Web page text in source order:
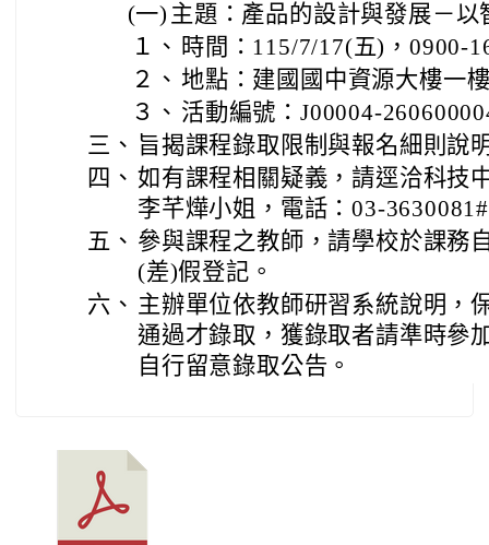
(一) 主題：產品的設計與發展－
１、 時間：115/7/17(五)，0900-
２、 地點：建國國中資源大樓一
３、 活動編號：J00004-
三、 旨揭課程錄取限制與報名細則說
四、 如有課程相關疑義，請逕洽科技
李芊燁小姐，電話：03-
五、 參與課程之教師，請學校於課務
(差)假登記。
六、 主辦單位依教師研習系統說明，
通過才錄取，獲錄取者請準時參
自行留意錄取公告。